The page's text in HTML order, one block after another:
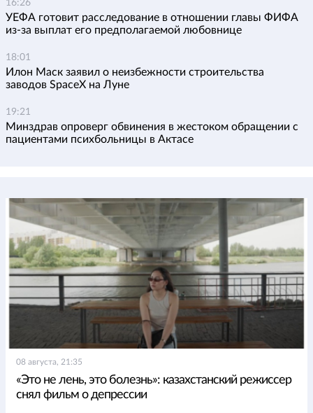
16:26
УЕФА готовит расследование в отношении главы ФИФА
из-за выплат его предполагаемой любовнице
18:01
Илон Маск заявил о неизбежности строительства
заводов SpaceX на Луне
19:21
Минздрав опроверг обвинения в жестоком обращении с
пациентами психбольницы в Актасе
08 августа, 21:35
«Это не лень, это болезнь»: казахстанский режиссер
снял фильм о депрессии